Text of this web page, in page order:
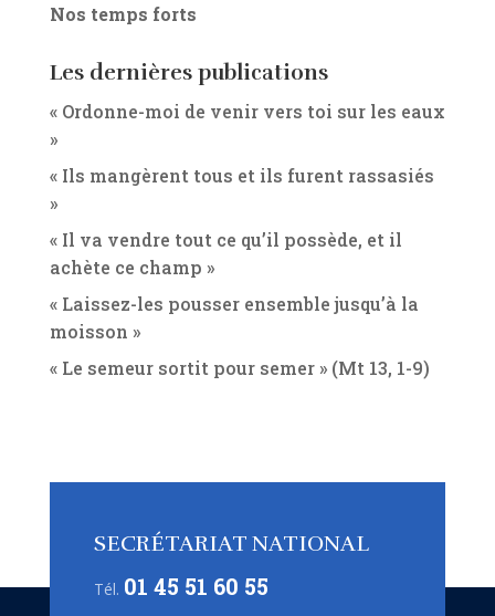
Nos temps forts
Les dernières publications
« Ordonne-moi de venir vers toi sur les eaux
»
« Ils mangèrent tous et ils furent rassasiés
»
« Il va vendre tout ce qu’il possède, et il
achète ce champ »
« Laissez-les pousser ensemble jusqu’à la
moisson »
« Le semeur sortit pour semer » (Mt 13, 1-9)
SECRÉTARIAT NATIONAL
Tél. 01 45 51 60 55